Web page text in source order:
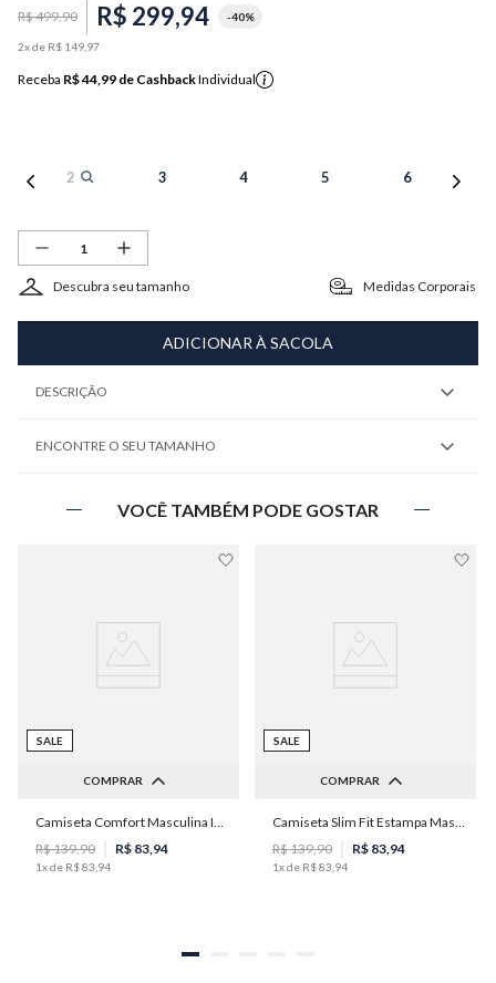
R$499,90 R$ 299,94 -40%
2x de R$ 149 97
Receba R$ 44,99 de CashbackIndividual
2 3 4 5 6
Descubra seu tamanho Medidas Corporais
ADICIONAR À SACOLA
DESCRIÇÃO
ENCONTRE O SEU TAMANHO
VOCÊ TAMBÉM PODE GOSTAR
SALE
COMPRAR
P M G GG
Camiseta Comfort Masculina Individual
R$139,90 R$ 83,94
1x de R$83 94
SALE
COMPRAR
PP P M
Camiseta Slim Fit Estampa Masculina Individual
R$139,90 R$ 83,94
1x de R$83 94